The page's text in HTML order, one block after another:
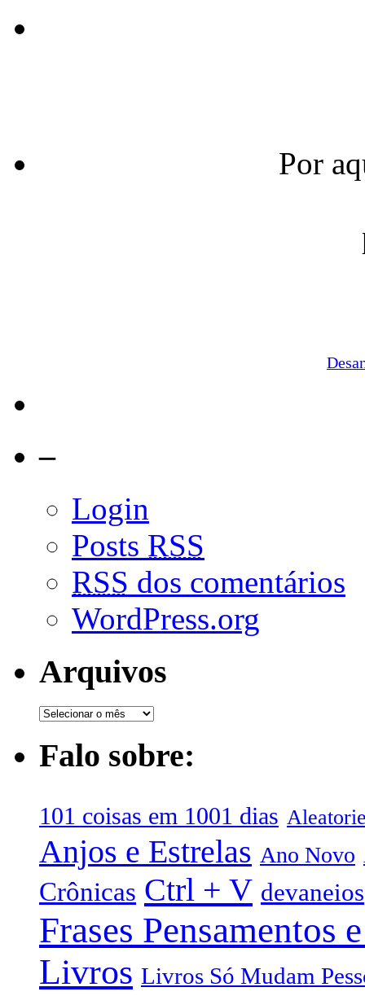
Por
–
Login
Posts RSS
RSS dos comentários
WordPress.org
Arquivos
Falo sobre:
101 coisas em 1001 dias
Anjos e Estrelas Ano Novo
Crônicas Ctrl + V devaneios
Frases Pensamentos
Livros Livros Só Mudam